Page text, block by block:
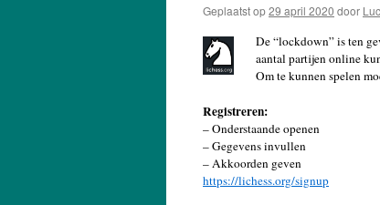
Geplaatst op29 april 2020 door
De “lockdown” is ten
aantal partijen online
Om te kunnen spelen
Registreren:
– Onderstaande openen
– Gegevens invullen
– Akkoorden geven
https://lichess.org/signup